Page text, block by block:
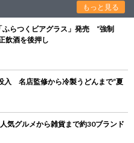
もっと見る
ふらつくビアグラス」発売 “強制
飲酒を後押し
入 名店監修から冷製うどんまで“夏
気グルメから雑貨まで約30ブランド